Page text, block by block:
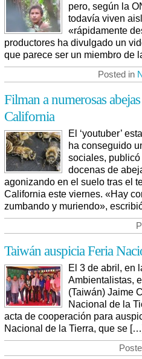
pero, según la
todavía viven
«rápidamente
productores ha divulgado un
que parece ser un miembro de
Posted in
Filman a numerosas
California
El ‘youtuber’
ha conseguido
sociales,
docenas de
agonizando en el suelo tras el
California este viernes. «Hay
zumbando y muriendo»,
Taiwán auspicia Feria
El 3 de abril, en
Ambientalistas,
(Taiwán) Jaime
Nacional de la
acta de cooperación para
Nacional de la Tierra, que se